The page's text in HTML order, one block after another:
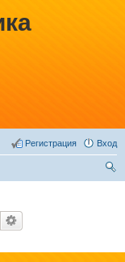
Вход
Регистрация